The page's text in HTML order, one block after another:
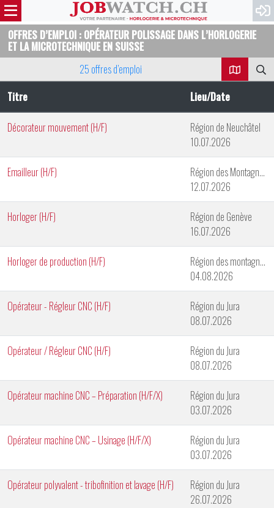
OFFRES D’EMPLOI : OPÉRATEUR POLISSAGE DANS L’HORLOGERIE
ET LA MICROTECHNIQUE EN SUISSE
25 offres d’emploi
Titre
Lieu/Date
Décorateur mouvement (H/F)
Région de Neuchâtel
10.07.2026
Emailleur (H/F)
Région des Montagnes Neuchâteloises
12.07.2026
Horloger (H/F)
Région de Genève
16.07.2026
Horloger de production (H/F)
Région des montagnes neuchâteloises
04.08.2026
Opérateur - Régleur CNC (H/F)
Région du Jura
08.07.2026
Opérateur / Régleur CNC (H/F)
Région du Jura
08.07.2026
Opérateur machine CNC – Préparation (H/F/X)
Région du Jura
03.07.2026
Opérateur machine CNC – Usinage (H/F/X)
Région du Jura
03.07.2026
Opérateur polyvalent - tribofinition et lavage (H/F)
Région du Jura
26.07.2026